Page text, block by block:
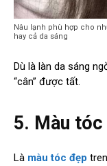
Nâu lạnh phù hợp cho
hay cả da sáng
Dù là làn da sáng
“cân” được tất.
5. Màu tóc
Là màu tóc đẹp